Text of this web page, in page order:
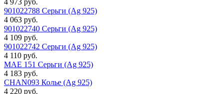
4 973 руб.
901022788 Серьги (Ag 925)
4 063 руб.
901022740 Серьги (Ag 925)
4 109 руб.
901022742 Серьги (Ag 925)
4 110 руб.
MAE 151 Серьги (Ag 925)
4 183 руб.
CHAN093 Колье (Ag 925)
4 220 руб.